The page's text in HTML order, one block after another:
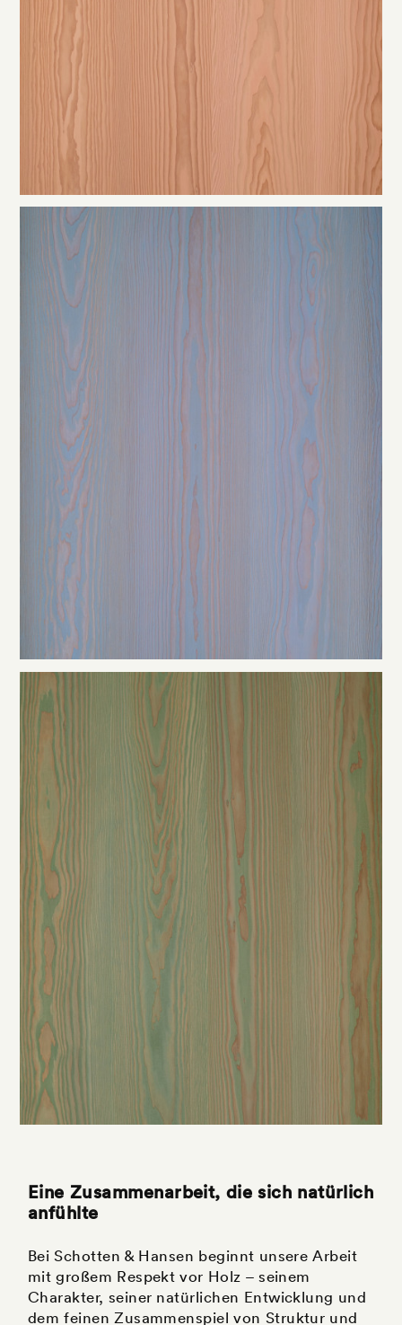
Eine Zusammenarbeit, die sich natürlich
anfühlte
Bei Schotten & Hansen beginnt unsere Arbeit
mit großem Respekt vor Holz – seinem
Charakter, seiner natürlichen Entwicklung und
dem feinen Zusammenspiel von Struktur und